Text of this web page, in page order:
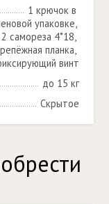
1 крючок в
упаковке,
2 самореза 4*18,
планка,
винт
до 15 кг
Скрытое